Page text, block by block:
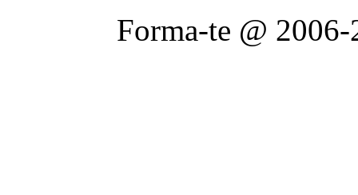
Forma-te @